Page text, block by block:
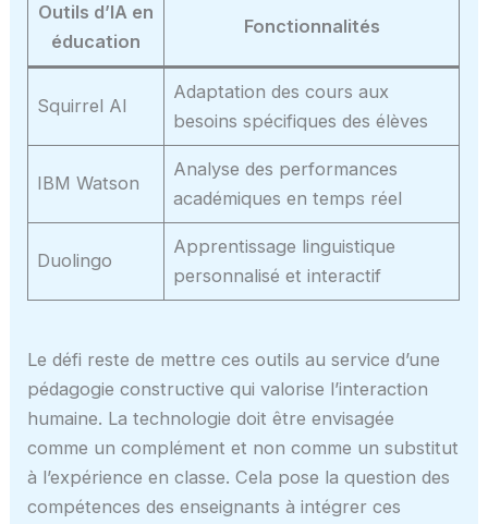
Outils d’IA en
éducation
Fonctionnalités
Squirrel AI
Adaptation des cours aux
besoins spécifiques des élèves
IBM Watson
Analyse des performances
académiques en temps réel
Duolingo
Apprentissage linguistique
personnalisé et interactif
Le défi reste de mettre ces outils au service d’une
pédagogie constructive qui valorise l’interaction
humaine. La technologie doit être envisagée
comme un complément et non comme un substitut
à l’expérience en classe. Cela pose la question des
compétences des enseignants à intégrer ces